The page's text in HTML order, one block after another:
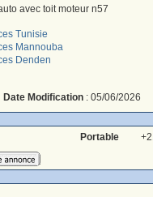
avec toit moteur n57
Tunisie
Mannouba
Denden
Date Modification: 05/06/2026
Portable